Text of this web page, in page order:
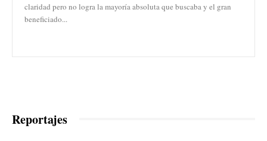
claridad pero no logra la mayoría absoluta que buscaba y el gran
beneficiado...
Reportajes